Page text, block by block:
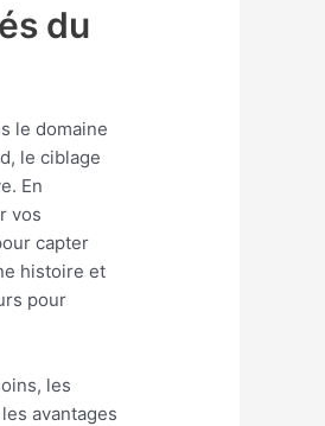
du
le domaine
le ciblage
En
vos
capter
histoire et
pour
les
avantages